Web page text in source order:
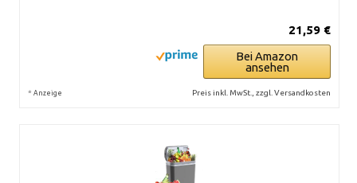
21,59 €
Bei Amazon
ansehen
* Anzeige Preis inkl. MwSt., zzgl. Versandkosten